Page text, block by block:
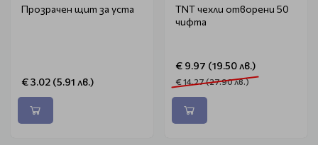
Прозрачен щит за уста
€ 3.02 (5.91 лв.)
TNT чехли отворени 50
чифта
€ 9.97 (19.50 лв.)
€ 14.27 (27.90 лв.)